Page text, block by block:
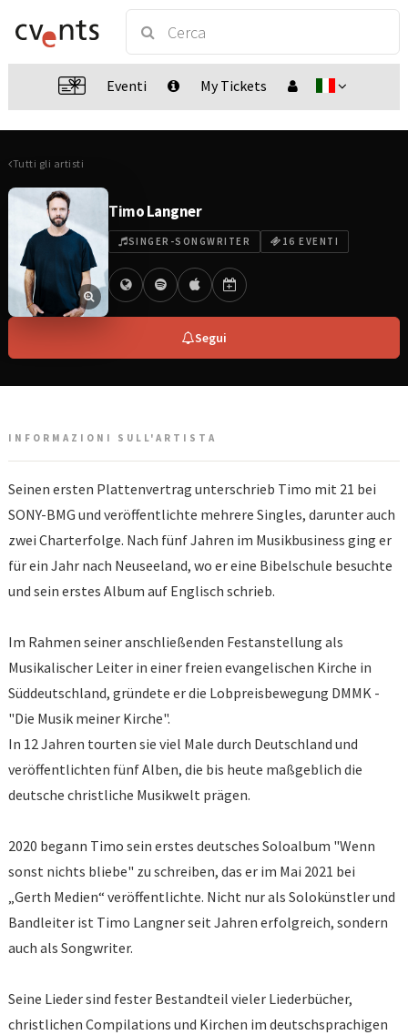
Eventi My Tickets
Tutti gli artisti
Timo Langner
SINGER-SONGWRITER 16 EVENTI
Segui
INFORMAZIONI SULL'ARTISTA
Seinen ersten Plattenvertrag unterschrieb Timo mit 21 bei
SONY-BMG und veröffentlichte mehrere Singles, darunter auch
zwei Charterfolge. Nach fünf Jahren im Musikbusiness ging er
für ein Jahr nach Neuseeland, wo er eine Bibelschule besuchte
und sein erstes Album auf Englisch schrieb.
Im Rahmen seiner anschließenden Festanstellung als
Musikalischer Leiter in einer freien evangelischen Kirche in
Süddeutschland, gründete er die Lobpreisbewegung DMMK -
"Die Musik meiner Kirche".
In 12 Jahren tourten sie viel Male durch Deutschland und
veröffentlichten fünf Alben, die bis heute maßgeblich die
deutsche christliche Musikwelt prägen.
2020 begann Timo sein erstes deutsches Soloalbum "Wenn
sonst nichts bliebe" zu schreiben, das er im Mai 2021 bei
„Gerth Medien“ veröffentlichte. Nicht nur als Solokünstler und
Bandleiter ist Timo Langner seit Jahren erfolgreich, sondern
auch als Songwriter.
Seine Lieder sind fester Bestandteil vieler Liederbücher,
christlichen Compilations und Kirchen im deutschsprachigen